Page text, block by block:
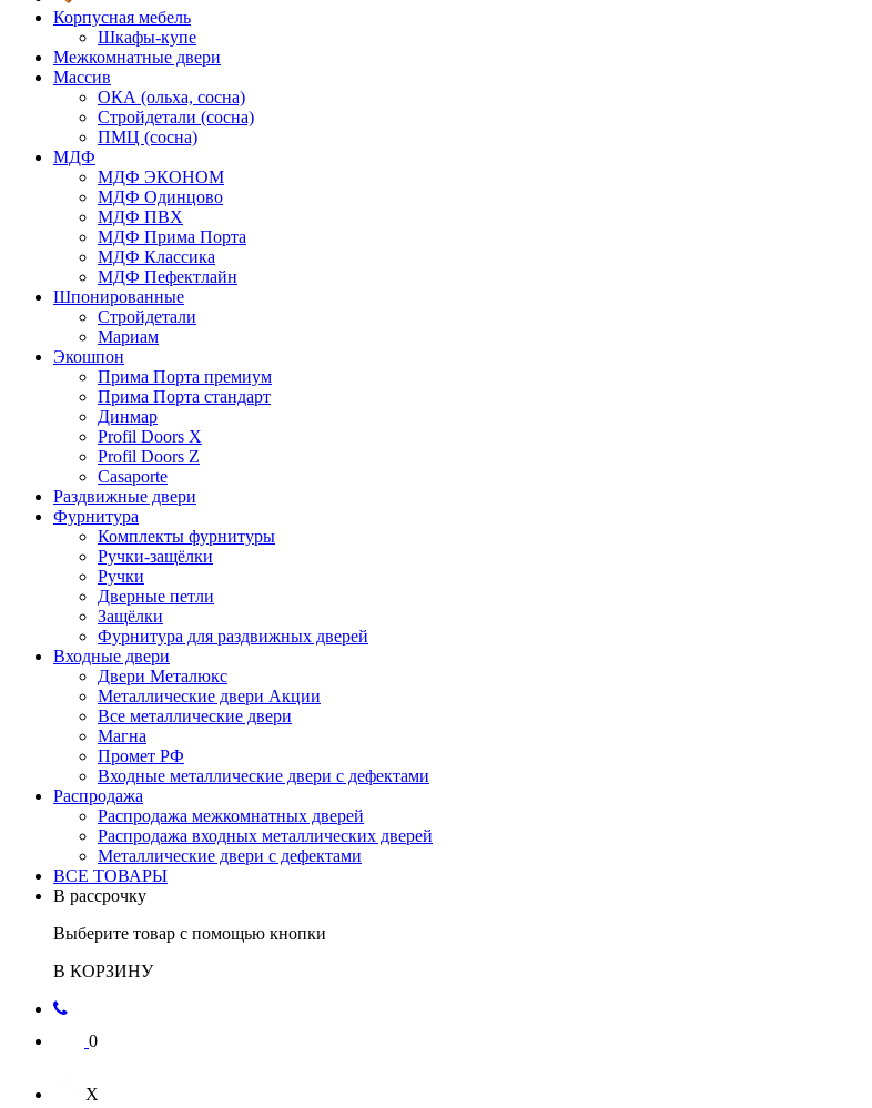
Корпусная мебель
Шкафы-купе
Межкомнатные двери
Массив
ОКА (ольха, сосна)
Стройдетали (сосна)
ПМЦ (сосна)
МДФ
МДФ ЭКОНОМ
МДФ Одинцово
МДФ ПВХ
МДФ Прима Порта
МДФ Классика
МДФ Пефектлайн
Шпонированные
Стройдетали
Мариам
Экошпон
Прима Порта премиум
Прима Порта стандарт
Динмар
Profil Doors X
Profil Doors Z
Casaporte
Раздвижные двери
Фурнитура
Комплекты фурнитуры
Ручки-защёлки
Ручки
Дверные петли
Защёлки
Фурнитура для раздвижных дверей
Входные двери
Двери Металюкс
Металлические двери Акции
Все металлические двери
Магна
Промет РФ
Входные металлические двери с дефектами
Распродажа
Распродажа межкомнатных дверей
Распродажа входных металлических дверей
Металлические двери с дефектами
ВСЕ ТОВАРЫ
В рассрочку
Выберите товар с помощью кнопки
В КОРЗИНУ
0
X